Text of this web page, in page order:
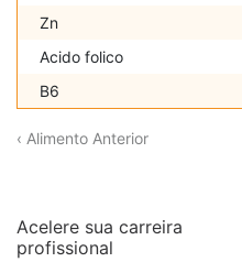
Zn
Acido folico
B6
‹ Alimento Anterior
Acelere sua carreira
profissional